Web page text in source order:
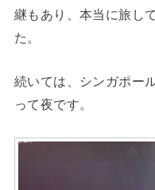
継もあり、本当に旅し
た。
続いては、シンガポー
って夜です。